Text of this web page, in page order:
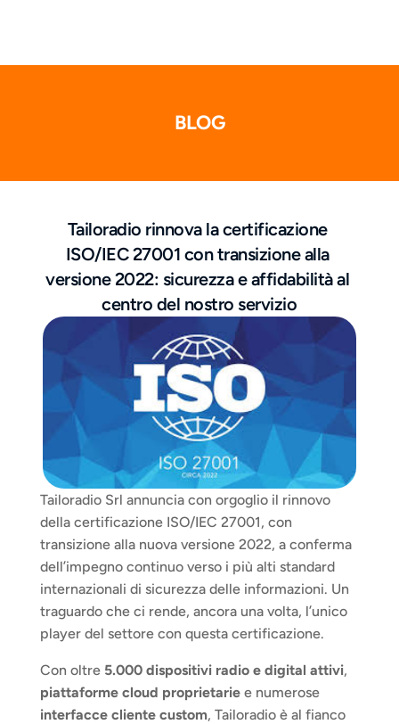
BLOG
Tailoradio rinnova la certificazione
ISO/IEC 27001 con transizione alla
versione 2022: sicurezza e affidabilità al
centro del nostro servizio
Tailoradio Srl annuncia con orgoglio il rinnovo
della certificazione ISO/IEC 27001, con
transizione alla nuova versione 2022, a conferma
dell’impegno continuo verso i più alti standard
internazionali di sicurezza delle informazioni. Un
traguardo che ci rende, ancora una volta, l’unico
player del settore con questa certificazione.
Con oltre 5.000 dispositivi radio e digital attivi
piattaforme cloud proprietarie
e numerose
interfacce cliente custom, Tailoradio è al fianco